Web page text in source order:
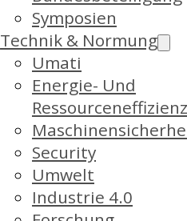
Symposien
Technik & Normung
Umati
Energie- Und
Ressourceneffizienz
Security
Umwelt
Industrie 4.0